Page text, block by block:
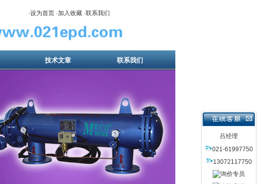
·设为首页 ·加入收藏 ·联系我们
技术文章 联系我们
吕经理
021-61997750
13072117750